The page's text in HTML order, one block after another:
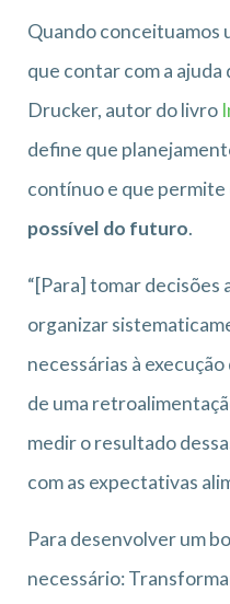
Quando conceituamos
que contar com a
Drucker, autor do livro
define que
contínuo e que permite
possível do futuro.
“[Para] tomar decisões
organizar
necessárias à
de uma
medir o resultado
com as expectativas
Para desenvolver um
necessário: